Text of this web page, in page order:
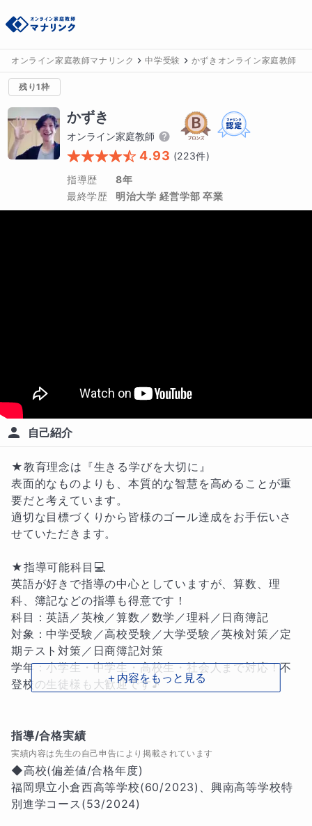
オンライン家庭教師マナリンク 中学受験 かずきオンライン家庭教師
残り1枠
かずき
オンライン家庭教師
4.93 (223件)
指導歴
8年
最終学歴
明治大学 経営学部 卒業
自己紹介
★教育理念は『生きる学びを大切に』
表面的なものよりも、本質的な智慧を高めることが重
要だと考えています。
適切な目標づくりから皆様のゴール達成をお手伝いさ
せていただきます。
★指導可能科目💻
英語が好きで指導の中心としていますが、算数、理
科、簿記などの指導も得意です！
科目：英語／英検／算数／数学／理科／日商簿記
対象：中学受験／高校受験／大学受験／英検対策／定
期テスト対策／日商簿記対策
学年：小学生・中学生・高校生・社会人まで対応！不
登校の生徒様も大歓迎です♪
①目的意識と本質的学習で違いを生み出す！
ー授業や宿題を通した自律学習サポート
私の授業や宿題は「何のためにこれをするのか？」を
自然と意識する習慣が身につくように設計されていま
＋内容をもっと見る
指導/合格実績
実績内容は先生の自己申告により掲載されています
◆高校(偏差値/合格年度)
福岡県立小倉西高等学校(60/2023)、興南高等学校特
別進学コース(53/2024)